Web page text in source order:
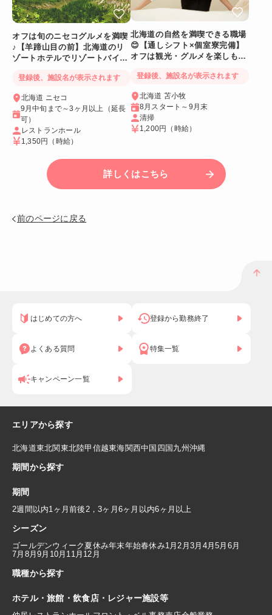
オフは旬のニセコグルメを満喫
♪【羊蹄山目の前】北海道のリ
ゾートホテルでリゾートバイト
登録後、施設名が表示されます
北海道 ニセコ
9月中旬まで～3ヶ月以上（延長
可）
レストランホール
1,350円
（時給）
北海道の自然を満喫できる職場
😊【通しシフト×個室寮完備】
オフは観光・グルメを楽しも
登録後、施設名が表示されます
北海道 苫小牧
8月スタート～9月末
清掃
1,200円
（時給）
詳しくはこちら
前のページに戻る
はじめての方へ 登録から勤務終了
よくある質問 特集一覧
キャンペーン一覧
エリアから探す
北海道東北関東北陸甲信越東海関西中国 四国 九州 沖縄
期間から探す
期間
2週間以内1ヶ月前後2，3ヶ月 6ヶ月以内6ヶ月以上
シーズン
ゴールデンウィーク 夏休み年末年始春休み1月2月3月 4月5月 6月
7月 8月9月 10月 11月 12月
職種から探す
ホテル・旅館・飲食店・レジャー施設等